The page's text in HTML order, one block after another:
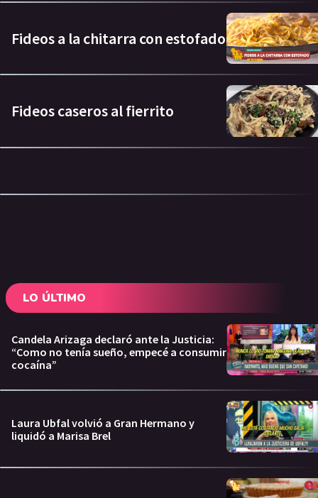
Fideos a la chitarra con estofado
Fideos caseros al fierrito
LO ÚLTIMO
Candela Arizaga declaró ante la Justicia:
“Como no tenía sueño, empecé a consumir
cocaína”
Laura Ubfal volvió a Gran Hermano y
liquidó a Marisa Brel